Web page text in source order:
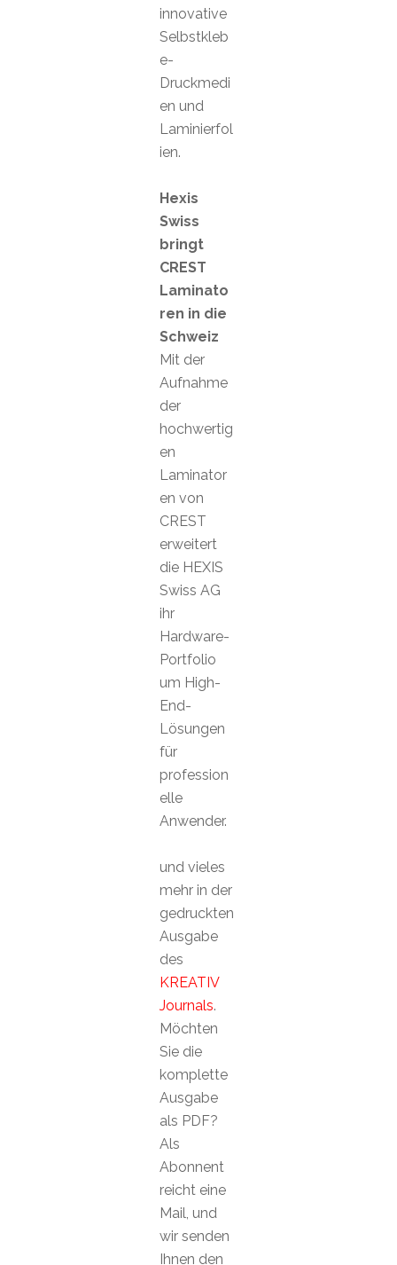
innovative
Selbstkleb
e-
Druckmedi
en und
Laminierfol
ien.
Hexis
Swiss
bringt
CREST
Laminato
ren in die
Schweiz
Mit der
Aufnahme
der
hochwertig
en
Laminator
en von
CREST
erweitert
die HEXIS
Swiss AG
ihr
Hardware-
Portfolio
um High-
End-
Lösungen
für
profession
elle
Anwender.
und vieles
mehr in der
gedruckten
Ausgabe
des
KREATIV
Journals.
Möchten
Sie die
komplette
Ausgabe
als PDF?
Als
Abonnent
reicht eine
Mail, und
wir senden
Ihnen den